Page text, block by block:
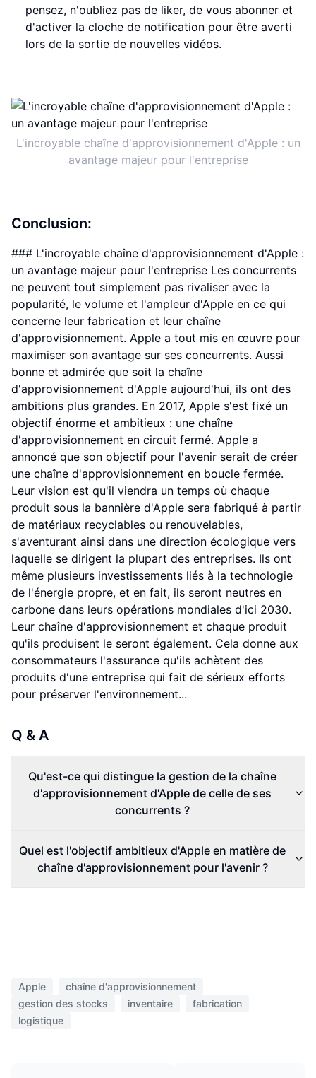
pensez, n'oubliez pas de liker, de vous abonner et
d'activer la cloche de notification pour être averti
lors de la sortie de nouvelles vidéos.
L'incroyable chaîne d'approvisionnement d'Apple : un
avantage majeur pour l'entreprise
Conclusion:
### L'incroyable chaîne d'approvisionnement d'Apple :
un avantage majeur pour l'entreprise Les concurrents
ne peuvent tout simplement pas rivaliser avec la
popularité, le volume et l'ampleur d'Apple en ce qui
concerne leur fabrication et leur chaîne
d'approvisionnement. Apple a tout mis en œuvre pour
maximiser son avantage sur ses concurrents. Aussi
bonne et admirée que soit la chaîne
d'approvisionnement d'Apple aujourd'hui, ils ont des
ambitions plus grandes. En 2017, Apple s'est fixé un
objectif énorme et ambitieux : une chaîne
d'approvisionnement en circuit fermé. Apple a
annoncé que son objectif pour l'avenir serait de créer
une chaîne d'approvisionnement en boucle fermée.
Leur vision est qu'il viendra un temps où chaque
produit sous la bannière d'Apple sera fabriqué à partir
de matériaux recyclables ou renouvelables,
s'aventurant ainsi dans une direction écologique vers
laquelle se dirigent la plupart des entreprises. Ils ont
même plusieurs investissements liés à la technologie
de l'énergie propre, et en fait, ils seront neutres en
carbone dans leurs opérations mondiales d'ici 2030.
Leur chaîne d'approvisionnement et chaque produit
qu'ils produisent le seront également. Cela donne aux
consommateurs l'assurance qu'ils achètent des
produits d'une entreprise qui fait de sérieux efforts
pour préserver l'environnement...
Q & A
Qu'est-ce qui distingue la gestion de la chaîne
d'approvisionnement d'Apple de celle de ses
concurrents ?
Quel est l'objectif ambitieux d'Apple en matière de
chaîne d'approvisionnement pour l'avenir ?
Apple
chaîne d'approvisionnement
gestion des stocks
inventaire
fabrication
logistique